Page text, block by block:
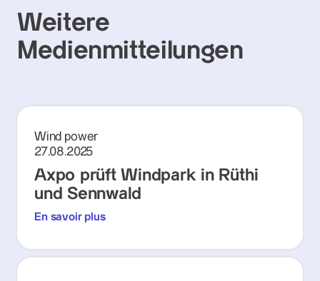
Weitere
Medienmitteilungen
Wind power
27.08.2025
Axpo prüft Windpark in Rüthi
und Sennwald
En savoir plus